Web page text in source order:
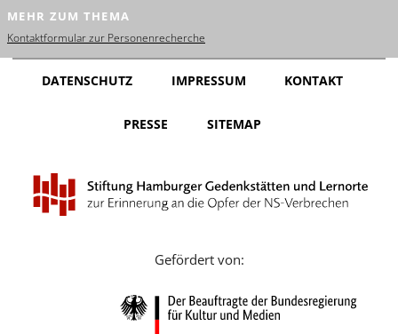
Dansk
Español
Nederlands
Português
Русский
MEHR ZUM THEMA
Kontaktformular zur Personenrecherche
DATENSCHUTZ IMPRESSUM KONTAKT
PRESSE SITEMAP
Gefördert von: